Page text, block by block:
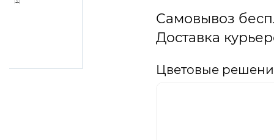
Самовывоз
Доставка
Цветовые